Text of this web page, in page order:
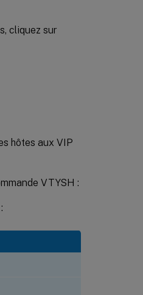
cliquez sur
hôtes aux VIP
VTYSH :